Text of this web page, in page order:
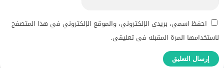
احفظ اسمي، بريدي الإلكتروني، والموقع الإلكتروني في هذا المتصفح
لاستخدامها المرة المقبلة في تعليقي.